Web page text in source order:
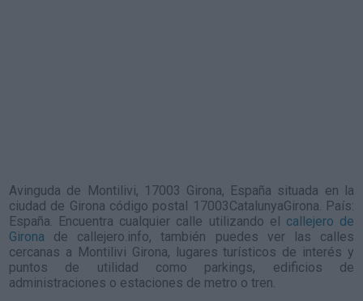
Avinguda de Montilivi, 17003 Girona, España situada en la
ciudad de Girona código postal 17003CatalunyaGirona. País:
España. Encuentra cualquier calle utilizando el callejero de
Girona de callejero.info, también puedes ver las calles
cercanas a Montilivi Girona, lugares turísticos de interés y
puntos de utilidad como parkings, edificios de
administraciones o estaciones de metro o tren.